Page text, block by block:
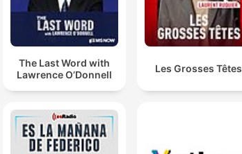
The Last Word with
Lawrence O’Donnell
Les Grosses Têtes